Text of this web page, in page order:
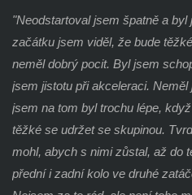
"Neodstartoval jsem špatně a
začátku jsem viděl, že bude
neměl dobrý pocit. Byl jsem
jsem jistotu při akceleraci.
jsem na tom byl trochu lépe,
těžké se udržet se skupinou.
mohl, abych s nimi zůstal, až do
přední i zadní kolo ve druhé